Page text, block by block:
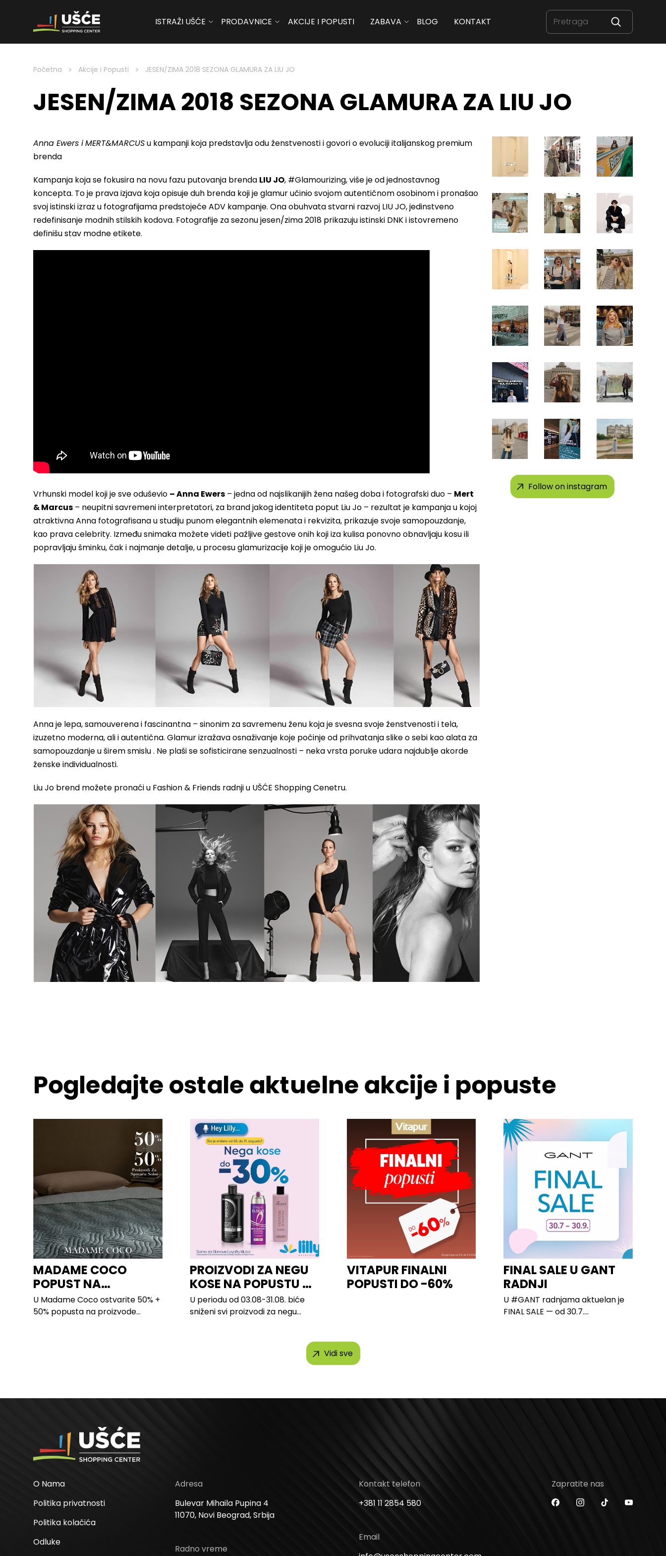
Skip to content
ISTRAŽI UŠĆE PRODAVNICE AKCIJE I POPUSTI ZABAVA BLOG KONTAKT
Početna > Akcije i Popusti > JESEN/ZIMA 2018 SEZONA GLAMURA ZA LIU JO
JESEN/ZIMA 2018 SEZONA GLAMURA ZA LIU JO
Follow on instagram
Anna Ewers iMERT&MARCUSu kampanji koja predstavlja odu ženstvenosti i govori o evoluciji italijanskog premium
brenda
Kampanja koja se fokusira na novu fazu putovanja brenda LIU JO, #Glamourizing, više je od jednostavnog
koncepta. To je prava izjava koja opisuje duh brenda koji je glamur učinio svojom autentičnom osobinom i pronašao
svoj istinski izraz u fotografijama predstojeće ADV kampanje. Ona obuhvata stvarni razvoj LIU JO, jedinstveno
redefinisanje modnih stilskih kodova. Fotografije za sezonu jesen/zima 2018 prikazuju istinski DNK i istovremeno
definišu stav modne etikete.
Vrhunski model koji je sve oduševio – Anna Ewers – jedna od najslikanijih žena našeg doba i fotografski duo – Mert
& Marcus – neupitni savremeni interpretatori, za brand jakog identiteta poput Liu Jo – rezultat je kampanja u kojoj
atraktivna Anna fotografisana u studiju punom elegantnih elemenata i rekvizita, prikazuje svoje samopouzdanje,
kao prava celebrity. Između snimaka možete videti pažljive gestove onih koji iza kulisa ponovno obnavljaju kosu ili
popravljaju šminku, čak i najmanje detalje, u procesu glamurizacije koji je omogućio Liu Jo.
Anna je lepa, samouverena i fascinantna – sinonim za savremenu ženu koja je svesna svoje ženstvenosti i tela,
izuzetno moderna, ali i autentična. Glamur izražava osnaživanje koje počinje od prihvatanja slike o sebi kao alata za
samopouzdanje u širem smislu . Ne plaši se sofisticirane senzualnosti – neka vrsta poruke udara najdublje akorde
ženske individualnosti.
Liu Jo brend možete pronaći u Fashion & Friends radnji u UŠĆE Shopping Cenetru.
Pogledajte ostale aktuelne akcije i popuste
MADAME COCO
POPUST NA
PROIZVODE ZA
SPAVAĆU SOBU
U Madame Coco ostvarite 50% +
50% popusta na proizvode...
PROIZVODI ZA NEGU
KOSE NA POPUSTU U
LILLY
U periodu od 03.08-31.08. biće
sniženi svi proizvodi za negu
VITAPUR FINALNI
POPUSTI DO -60%
FINAL SALE U GANT
RADNJI
U #GANT radnjama aktuelan je
FINAL SALE — od 30.7....
Vidi sve
O Nama
Politika privatnosti
Politika kolačića
Odluke
Adresa
Bulevar Mihaila Pupina 4
11070, Novi Beograd, Srbija
Radno vreme
Kontakt telefon
+381 11 2854 580
Email
Zapratite nas